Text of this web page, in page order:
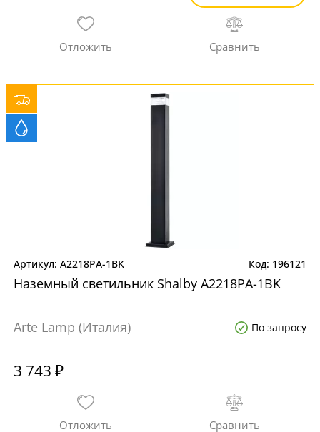
A2218PA-1BK 196121
Наземный светильник Shalby A2218PA-1BK
Arte Lamp (Италия) По запросу
3 743 ₽